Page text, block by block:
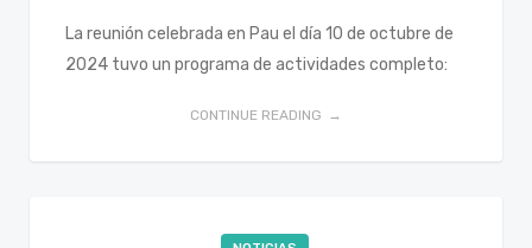
La reunión celebrada en Pau el día 10 de octubre de
2024 tuvo un programa de actividades completo:
CONTINUE READING